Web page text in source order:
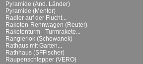
Pyramide (And. Länder)
Pyramide (Mentor)
Radler auf der Flucht...
Raketen-Rennwagen (Reuter)
Raketenturm - Turmrakete...
Rangierlok (Schowanek)
Rathaus mit Garten...
Rathhaus (SFFischer)
Raupenschlepper (VERO)